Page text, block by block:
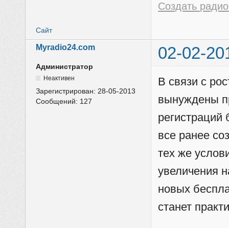
Создать
Сайт
Myradio24.com 02-02-
Администратор
Неактивен
Зарегистрирован: 28-05-2013
Сообщений: 127
В связи с
вынуждены
все ранее
тех же
увеличения
новых
станет